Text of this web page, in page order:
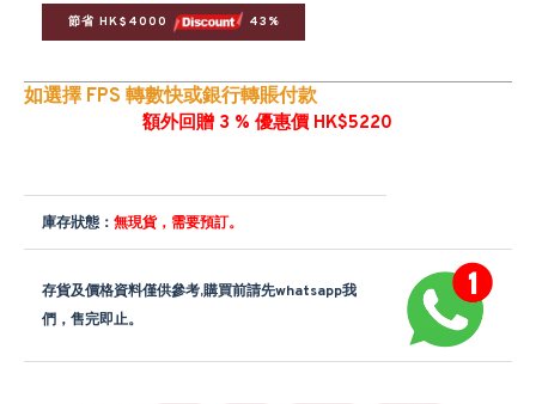
節省 HK$4000 43%
如選擇 FPS 轉數快或銀行轉賬付款
額外回贈 3 % 優惠價 HK$5220
庫存狀態： 無現貨，需要預訂。
存貨及價格資料僅供參考,購買前請先whatsapp我
們，售完即止。